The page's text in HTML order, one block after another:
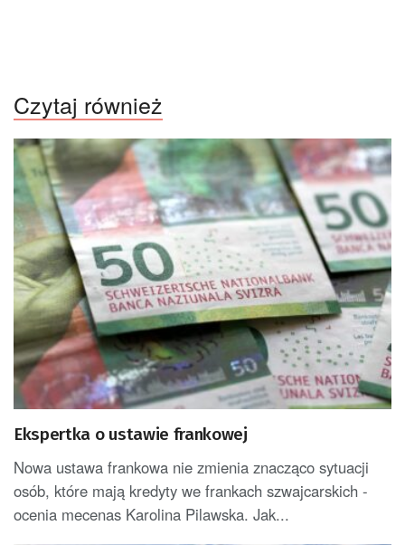
Czytaj również
Ekspertka o ustawie frankowej
Nowa ustawa frankowa nie zmienia znacząco sytuacji
osób, które mają kredyty we frankach szwajcarskich -
ocenia mecenas Karolina Pilawska. Jak...